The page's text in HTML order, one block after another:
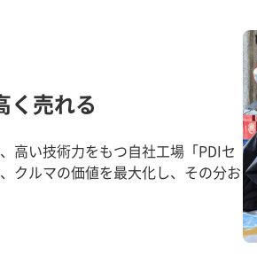
く売れる
高い技術力をもつ自社工場「PDIセ
クルマの価値を最大化し、その分お